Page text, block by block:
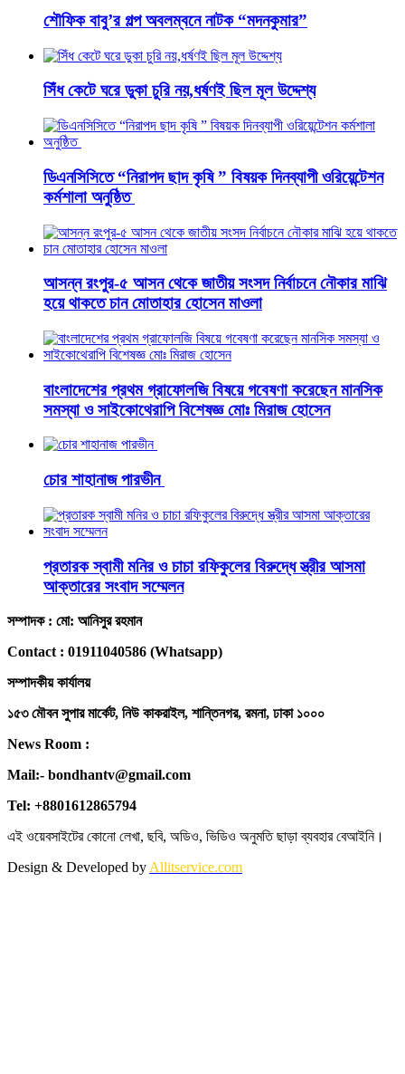
শৌফিক বাবু’র গল্প অবলম্বনে নাটক “মদনকুমার”
সিঁধ কেটে ঘরে ডুকা চুরি নয়,ধর্ষণই ছিল মূল উদ্দেশ্য
ডিএনসিসিতে “নিরাপদ ছাদ কৃষি ” বিষয়ক দিনব্যাপী ওরিয়েন্টেশন
কর্মশালা অনুষ্ঠিত
আসন্ন রংপুর-৫ আসন থেকে জাতীয় সংসদ নির্বাচনে নৌকার মাঝি
হয়ে থাকতে চান মোতাহার হোসেন মাওলা
বাংলাদেশের প্রথম গ্রাফোলজি বিষয়ে গবেষণা করেছেন মানসিক
সমস্যা ও সাইকোথেরাপি বিশেষজ্ঞ মোঃ মিরাজ হোসেন
চোর শাহানাজ পারভীন
প্রতারক স্বামী মনির ও চাচা রফিকুলের বিরুদ্ধে স্ত্রীর আসমা
আক্তারের সংবাদ সম্মেলন
সম্পাদক : মো: আনিসুর রহমান
Contact : 01911040586 (Whatsapp)
সম্পাদকীয় কার্যালয়
১৫৩ মৌবন সুপার মার্কেট, নিউ কাকরাইল, শান্তিনগর, রমনা, ঢাকা ১০০০
News Room :
Mail:- bondhantv@gmail.com
Tel: +8801612865794
এই ওয়েবসাইটের কোনো লেখা, ছবি, অডিও, ভিডিও অনুমতি ছাড়া ব্যবহার বেআইনি।
Design & Developed by Allitservice.com